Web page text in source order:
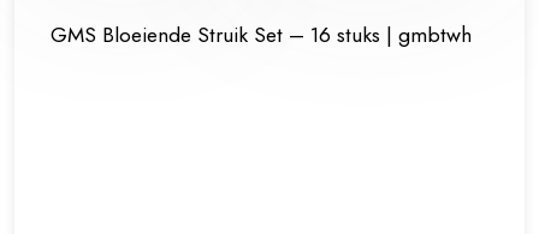
GMS Bloeiende Struik Set – 16 stuks | gmbtwh